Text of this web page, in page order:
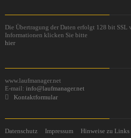
Die Übertragung der Daten erfolgt 128 bit SSL
Informationen klicken Sie bitte
hier
www.laufmanager.net
E-mail: info@laufmanager.net
Kontaktformular
Datenschutz Impressum Hinweise zu Links